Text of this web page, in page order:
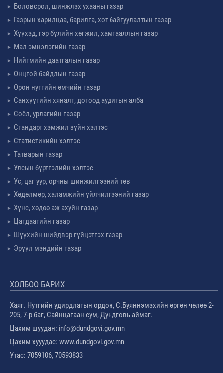
Боловсрол, шинжлэх ухааны газар
Газрын харилцаа, барилга, хот байгуулалтын газар
Хүүхэд, гэр бүлийн хөгжил, хамгааллын газар
Мал эмнэлэгийн газар
Нийгмийн даатгалын газар
Онцгой байдлын газар
Орон нутгийн өмчийн газар
Санхүүгийн хяналт, дотоод аудитын алба
Соёл, урлагийн газар
Стандарт хэмжил зүйн хэлтэс
Статистикийн хэлтэс
Татварын газар
Улсын бүртгэлийн хэлтэс
Ус, цаг уур, орчны шинжилгээний төв
Хөдөлмөр, халамжийн үйлчилгээний газар
Хүнс, хөдөө аж ахуйн газар
Цагдаагийн газар
Шүүхийн шийдвэр гүйцэтгэх газар
Эрүүл мэндийн газар
ХОЛБОО БАРИХ
Хаяг. Нутгийн удирдлагын ордон, С.Буяннэмэхийн өргөн чөлөө 2-
205, 7-р баг, Сайнцагаан сум, Дундговь аймаг.
Цахим шуудан: info@dundgovi.gov.mn
Цахим хууудас: www.dundgovi.gov.mn
Утас: 7059106, 70593833